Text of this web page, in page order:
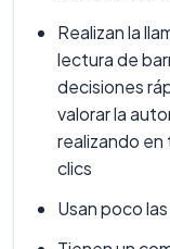
Realizan la
lectura de
decisiones
valorar la
realizando
clics
Usan poco